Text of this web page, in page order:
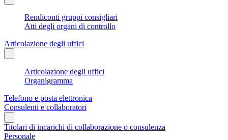
Rendiconti gruppi consigliari
Atti degli organi di controllo
Articolazione degli uffici
Articolazione degli uffici
Organigramma
Telefono e posta elettronica
Consulenti e collaboratori
Titolari di incarichi di collaborazione o consulenza
Personale